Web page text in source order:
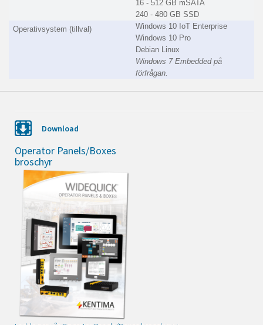
16 - 512 GB mSATA
240 - 480 GB SSD
Operativsystem (tillval)
Windows 10 IoT Enterprise
Windows 10 Pro
Debian Linux
Windows 7 Embedded på
förfrågan.
Download
Operator Panels/Boxes
broschyr